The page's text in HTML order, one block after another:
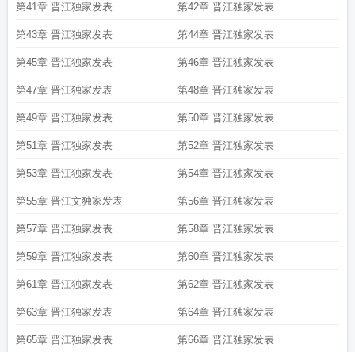
第41章 晋江独家发表 第42章 晋江独家发表
第43章 晋江独家发表 第44章 晋江独家发表
第45章 晋江独家发表 第46章 晋江独家发表
第47章 晋江独家发表 第48章 晋江独家发表
第49章 晋江独家发表 第50章 晋江独家发表
第51章 晋江独家发表 第52章 晋江独家发表
第53章 晋江独家发表 第54章 晋江独家发表
第55章 晋江文独家发表 第56章 晋江独家发表
第57章 晋江独家发表 第58章 晋江独家发表
第59章 晋江独家发表 第60章 晋江独家发表
第61章 晋江独家发表 第62章 晋江独家发表
第63章 晋江独家发表 第64章 晋江独家发表
第65章 晋江独家发表 第66章 晋江独家发表